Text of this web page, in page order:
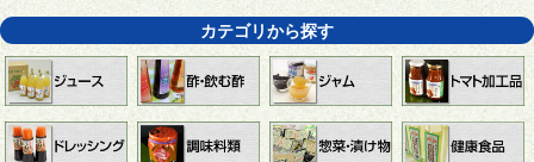
カテゴリから探す